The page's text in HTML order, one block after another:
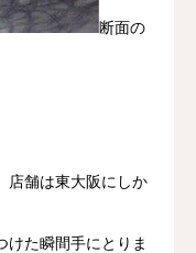
断面の
店舗は東大阪にしか
けた瞬間手にとりま